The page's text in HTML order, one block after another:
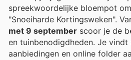
spreekwoordelijke bloempot
"Snoeiharde Kortingsweken".
met 9 september scoor je de
en tuinbenodigdheden. Je
aanbiedingen en online folder